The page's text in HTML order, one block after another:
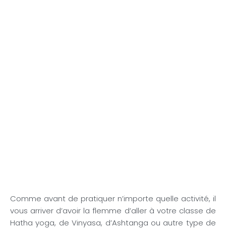
Comme avant de pratiquer n’importe quelle activité, il
vous arriver d’avoir la flemme d’aller à votre classe de
Hatha yoga, de Vinyasa, d’Ashtanga ou autre type de